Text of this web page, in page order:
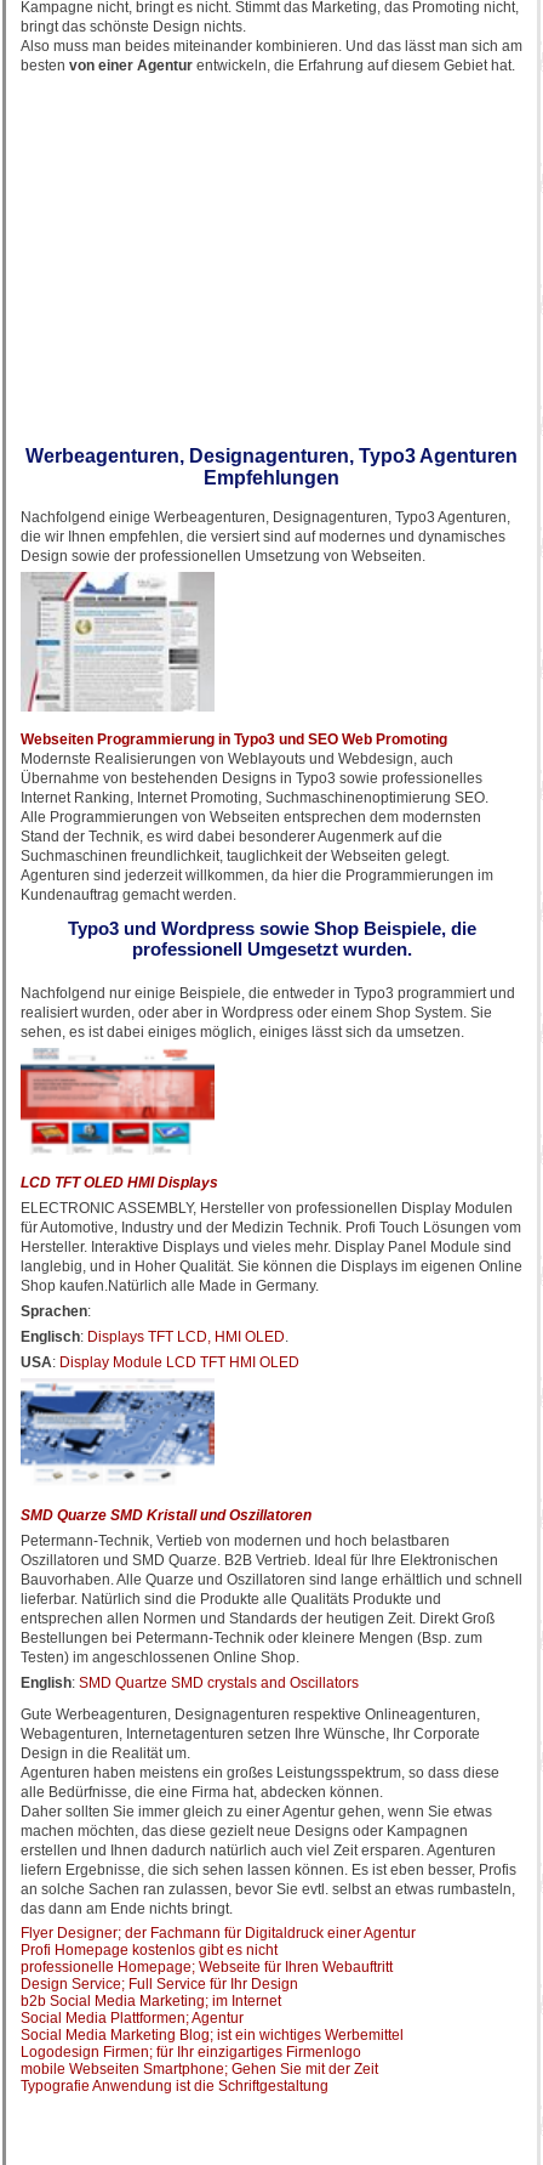
Kampagne nicht, bringt es nicht. Stimmt das Marketing, das Promoting nicht,
bringt das schönste Design nichts.
Also muss man beides miteinander kombinieren. Und das lässt man sich am
besten von einer Agentur entwickeln, die Erfahrung auf diesem Gebiet hat.
Werbeagenturen, Designagenturen, Typo3 Agenturen
Empfehlungen
Nachfolgend einige Werbeagenturen, Designagenturen, Typo3 Agenturen,
die wir Ihnen empfehlen, die versiert sind auf modernes und dynamisches
Design sowie der professionellen Umsetzung von Webseiten.
Webseiten Programmierung in Typo3 und SEO Web Promoting
Modernste Realisierungen von Weblayouts und Webdesign, auch
Übernahme von bestehenden Designs in Typo3 sowie professionelles
Internet Ranking, Internet Promoting, Suchmaschinenoptimierung SEO.
Alle Programmierungen von Webseiten entsprechen dem modernsten
Stand der Technik, es wird dabei besonderer Augenmerk auf die
Suchmaschinen freundlichkeit, tauglichkeit der Webseiten gelegt.
Agenturen sind jederzeit willkommen, da hier die Programmierungen im
Kundenauftrag gemacht werden.
Typo3 und Wordpress sowie Shop Beispiele, die
professionell Umgesetzt wurden.
Nachfolgend nur einige Beispiele, die entweder in Typo3 programmiert und
realisiert wurden, oder aber in Wordpress oder einem Shop System. Sie
sehen, es ist dabei einiges möglich, einiges lässt sich da umsetzen.
LCD TFT OLED HMI Displays
ELECTRONIC ASSEMBLY, Hersteller von professionellen Display Modulen
für Automotive, Industry und der Medizin Technik. Profi Touch Lösungen vom
Hersteller. Interaktive Displays und vieles mehr. Display Panel Module sind
langlebig, und in Hoher Qualität. Sie können die Displays im eigenen Online
Shop kaufen.Natürlich alle Made in Germany.
Sprachen:
Englisch: Displays TFT LCD, HMI OLED.
USA: Display Module LCD TFT HMI OLED
SMD Quarze SMD Kristall und Oszillatoren
Petermann-Technik, Vertieb von modernen und hoch belastbaren
Oszillatoren und SMD Quarze. B2B Vertrieb. Ideal für Ihre Elektronischen
Bauvorhaben. Alle Quarze und Oszillatoren sind lange erhältlich und schnell
lieferbar. Natürlich sind die Produkte alle Qualitäts Produkte und
entsprechen allen Normen und Standards der heutigen Zeit. Direkt Groß
Bestellungen bei Petermann-Technik oder kleinere Mengen (Bsp. zum
Testen) im angeschlossenen Online Shop.
English: SMD Quartze SMD crystals and Oscillators
Gute Werbeagenturen, Designagenturen respektive Onlineagenturen,
Webagenturen, Internetagenturen setzen Ihre Wünsche, Ihr Corporate
Design in die Realität um.
Agenturen haben meistens ein großes Leistungsspektrum, so dass diese
alle Bedürfnisse, die eine Firma hat, abdecken können.
Daher sollten Sie immer gleich zu einer Agentur gehen, wenn Sie etwas
machen möchten, das diese gezielt neue Designs oder Kampagnen
erstellen und Ihnen dadurch natürlich auch viel Zeit ersparen. Agenturen
liefern Ergebnisse, die sich sehen lassen können. Es ist eben besser, Profis
an solche Sachen ran zulassen, bevor Sie evtl. selbst an etwas rumbasteln,
das dann am Ende nichts bringt.
Flyer Designer; der Fachmann für Digitaldruck einer Agentur
Profi Homepage kostenlos gibt es nicht
professionelle Homepage; Webseite für Ihren Webauftritt
Design Service; Full Service für Ihr Design
b2b Social Media Marketing; im Internet
Social Media Plattformen; Agentur
Social Media Marketing Blog; ist ein wichtiges Werbemittel
Logodesign Firmen; für Ihr einzigartiges Firmenlogo
mobile Webseiten Smartphone; Gehen Sie mit der Zeit
Typografie Anwendung ist die Schriftgestaltung